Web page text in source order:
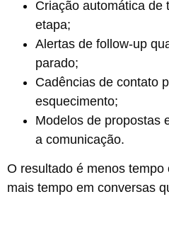
Criação automática de
etapa;
Alertas de follow-up
parado;
Cadências de contato
esquecimento;
Modelos de propostas
a comunicação.
O resultado é menos
mais tempo em conversas